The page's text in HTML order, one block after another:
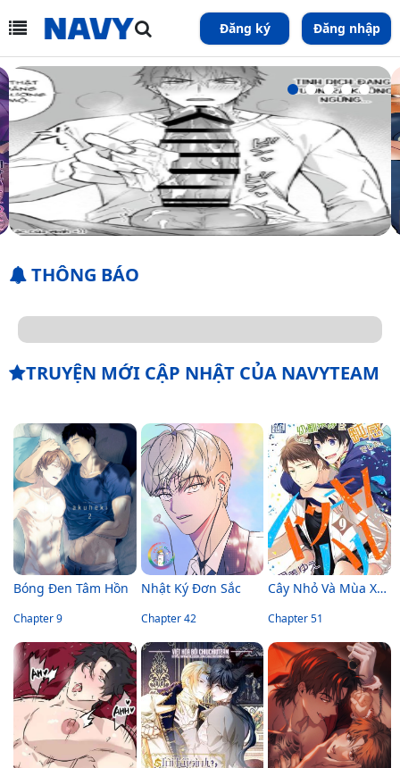
Đăng ký Đăng nhập
THÔNG BÁO
TRUYỆN MỚI CẬP NHẬT CỦA NAVYTEAM
Bóng Đen Tâm Hồn
Chapter 9
Nhật Ký Đơn Sắc
Chapter 42
Cây Nhỏ Và Mùa Xuân Thân Yêu
Chapter 51